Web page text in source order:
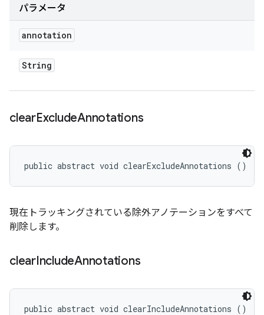
パラメータ
annotation
String
clearExcludeAnnotations
public abstract void clearExcludeAnnotations ()
現在トラッキングされている除外アノテーションをすべて
削除します。
clearIncludeAnnotations
public abstract void clearIncludeAnnotations ()